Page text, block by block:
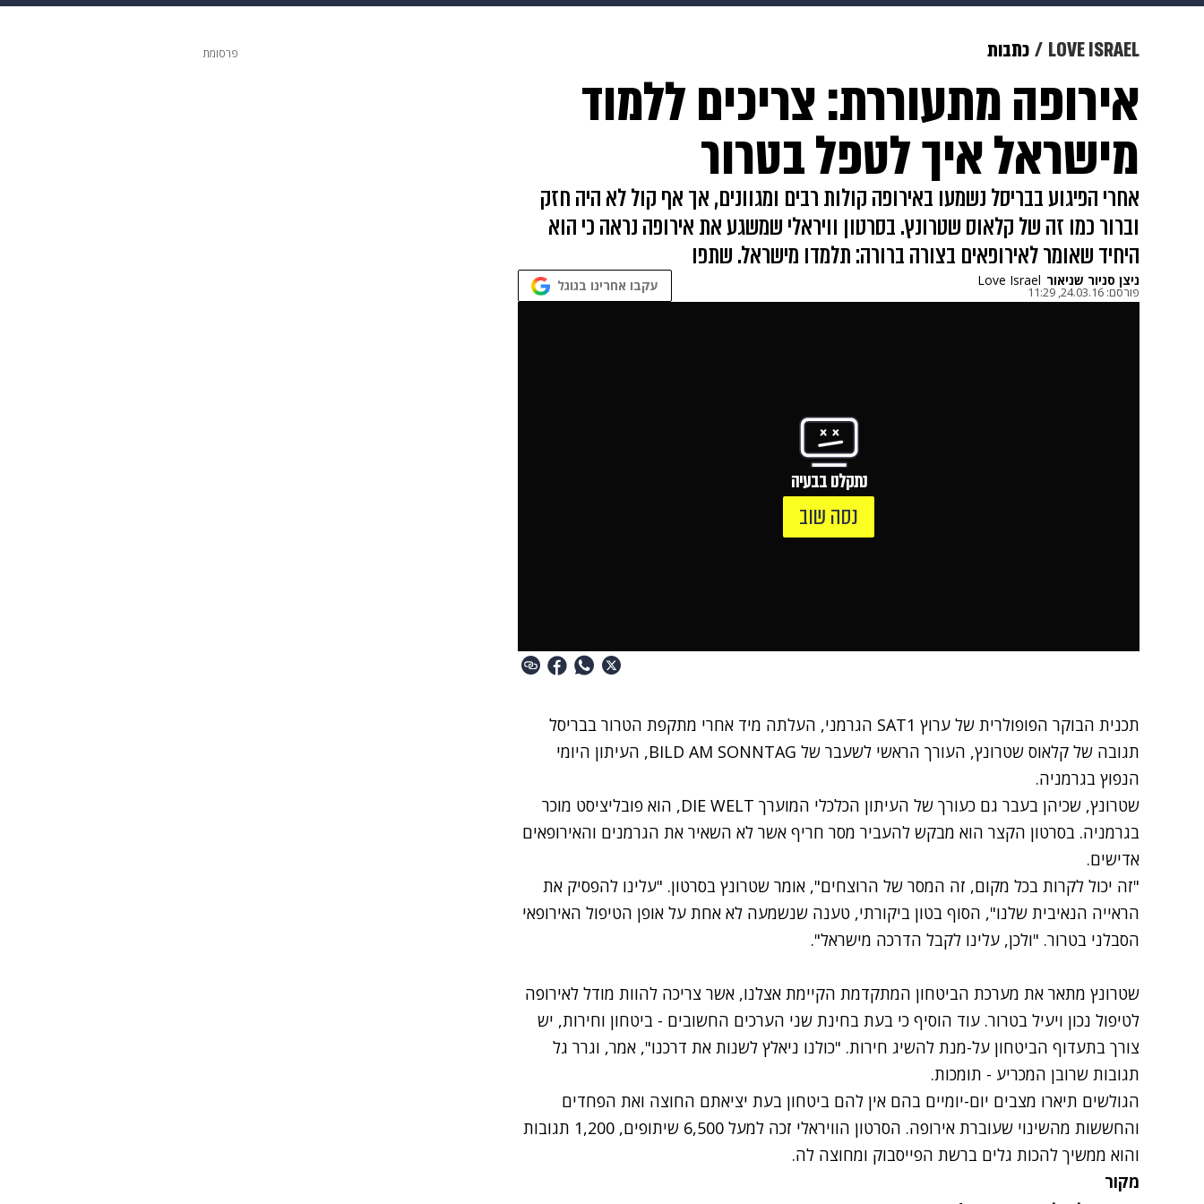
צבא וביטחון
משפט תשעה חודשים מתכונים פרויקטים מיוחדים
LOVE ISRAEL כתבות
אירופה מתעוררת: צריכים ללמוד
מישראל איך לטפל בטרור
אחרי הפיגוע בבריסל נשמעו באירופה קולות רבים ומגוונים, אך אף קול לא היה חזק
וברור כמו זה של קלאוס שטרונץ. בסרטון וויראלי שמשגע את אירופה נראה כי הוא
היחיד שאומר לאירופאים בצורה ברורה: תלמדו מישראל. שתפו
ניצן סניור שניאור Love Israel
פורסם: 24.03.16, 11:29 עקבו אחרינו בגוגל
נתקלנו בבעיה
נסה שוב
תכנית הבוקר הפופולרית של ערוץ SAT1 הגרמני, העלתה מיד אחרי
מתקפת הטרור בבריסל
תגובה של קלאוס שטרונץ, העורך הראשי לשעבר של BILD AM SONNTAG, העיתון היומי
הנפוץ בגרמניה.
שטרונץ, שכיהן בעבר גם כעורך של העיתון הכלכלי המוערך DIE WELT, הוא פובליציסט מוכר
בגרמניה. בסרטון הקצר הוא מבקש להעביר מסר חריף אשר לא השאיר את הגרמנים והאירופאים
אדישים.
"זה יכול לקרות בכל מקום, זה המסר של הרוצחים", אומר שטרונץ בסרטון. "עלינו להפסיק את
הראייה הנאיבית שלנו", הסוף בטון ביקורתי, טענה שנשמעה לא אחת על אופן הטיפול האירופאי
הסבלני בטרור. "ולכן, עלינו לקבל הדרכה מישראל".
שטרונץ מתאר את מערכת הביטחון המתקדמת הקיימת אצלנו, אשר צריכה להוות מודל לאירופה
לטיפול נכון ויעיל בטרור. עוד הוסיף כי בעת בחינת שני הערכים החשובים - ביטחון וחירות, יש
צורך בתעדוף הביטחון על-מנת להשיג חירות. "כולנו ניאלץ לשנות את דרכנו", אמר, וגרר גל
תגובות שרובן המכריע - תומכות.
הגולשים תיארו מצבים יום-יומיים בהם אין להם ביטחון בעת יציאתם החוצה ואת הפחדים
והחששות מהשינוי שעוברת אירופה. הסרטון הוויראלי זכה למעל 6,500 שיתופים, 1,200 תגובות
והוא ממשיך להכות גלים ברשת הפייסבוק ומחוצה לה.
מקור
פרסומת